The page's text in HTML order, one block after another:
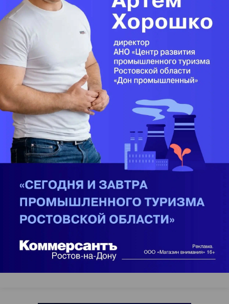
Новости компаний Все
06.08.2026
В бизнес-центре «Адмирал» в
Южном порту залит первый куб
06.08.2026
Тренд на лояльность:
недвижимости бизнес-класса
из 10 случаев остаются